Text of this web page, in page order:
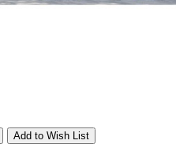
Add to Wish List